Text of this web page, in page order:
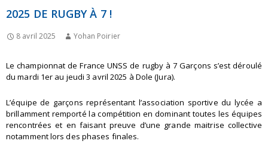
2025 DE RUGBY À 7 !
8 avril 2025 Yohan Poirier
Le championnat de France UNSS de rugby à 7 Garçons s’est déroulé
du mardi 1er au jeudi 3 avril 2025 à Dole (Jura).
L’équipe de garçons représentant l’association sportive du lycée a
brillamment remporté la compétition en dominant toutes les équipes
rencontrées et en faisant preuve d’une grande maitrise collective
notamment lors des phases finales.